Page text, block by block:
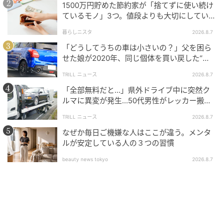
さつまいも
黄色の紙粘土を厚さ1cmに伸ばし、直径6cmの円形の
型で抜く。周囲を紫色の絵の具で塗る（固まるとひと
回り縮む）。同じものを３個作る。
1500万円貯めた節約家が「捨てずに使い続け
ているモノ」3つ。値段よりも大切にしてい
暮らしニスタ 2026.8.7
「どうしてうちの車は小さいの？」父を困ら
せた娘が2020年、同じ個体を買い戻した“意
TRILL ニュース 2026.8.7
「全部無料だと…」県外ドライブ中に突然ク
ルマに異変が発生…50代男性がレッカー搬送
TRILL ニュース 2026.8.7
なぜか毎日ご機嫌な人はここが違う。メンタ
ルが安定している人の３つの習慣
beauty news tokyo 2026.8.7